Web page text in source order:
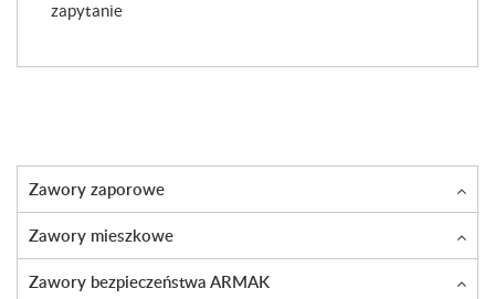
zapytanie
Zawory zaporowe
Zawory mieszkowe
Zawory bezpieczeństwa ARMAK